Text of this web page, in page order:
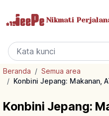
Nikmati
Beranda / Semua area
/ Konbini Jepang: Makanan,
Konbini Jepang: